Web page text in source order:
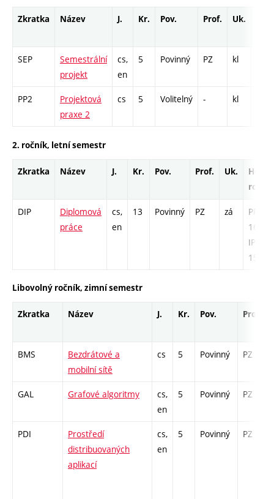
Zkratka Název J. Kr. Pov. Prof. Uk.
SEP
Semestrální
projekt
cs,
en
5 Povinný PZ kl
PP2
Projektová
praxe 2
cs 5 Volitelný - kl
2. ročník, letní semestr
Zkratka Název J. Kr. Pov. Prof. Uk.
Hod.
DIP
Diplomová
práce
cs,
en
13 Povinný PZ zá
PR -
169 /
IPPR -
156
Libovolný ročník, zimní semestr
Zkratka Název J. Kr. Pov. Prof.
BMS
Bezdrátové a
mobilní sítě
cs 5 Povinný PZ
GAL Grafové algoritmy
cs,
en
5 Povinný PZ
PDI
Prostředí
distribuovaných
aplikací
cs,
en
5 Povinný PZ